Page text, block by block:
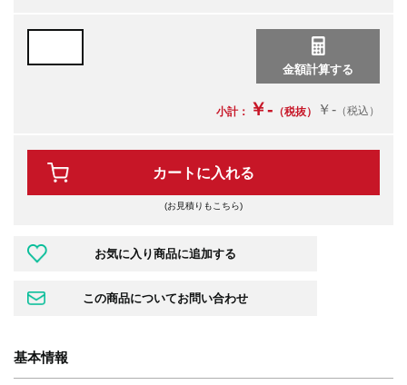
小計： ￥- （税抜） ￥- （税込）
カートに入れる
(お見積りもこちら)
基本情報